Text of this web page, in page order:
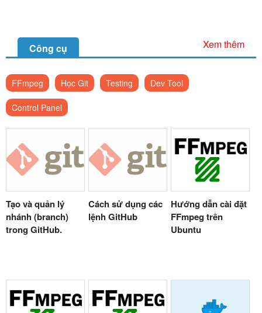
Công cụ Xem thêm
FFmpeg Học Git Testing Dev Tool
Control Panel
Tạo và quản lý
nhánh (branch)
trong GitHub.
Cách sử dụng các
lệnh GitHub
Hướng dẫn cài đặt
FFmpeg trên
Ubuntu